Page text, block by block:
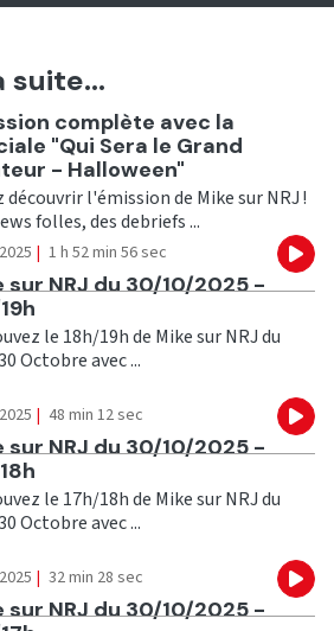
suite...
complète avec la
"Qui Sera le Grand
- Halloween"
découvrir l'émission de Mike sur NRJ !
folles, des debriefs ...
| 1 h 52 min 56 sec
sur NRJ du 30/10/2025 -
le 18h/19h de Mike sur NRJ du
Octobre avec ...
| 48 min 12 sec
sur NRJ du 30/10/2025 -
le 17h/18h de Mike sur NRJ du
Octobre avec ...
| 32 min 28 sec
sur NRJ du 30/10/2025 -